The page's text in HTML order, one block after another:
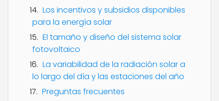
Los incentivos y subsidios disponibles
para la energía solar
El tamaño y diseño del sistema solar
fotovoltaico
La variabilidad de la radiación solar a
lo largo del día y las estaciones del año
Preguntas frecuentes